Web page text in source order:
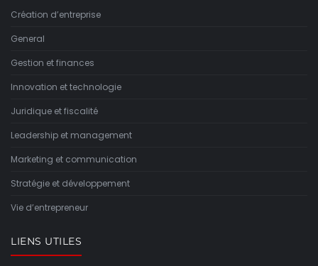
Création d’entreprise
General
Gestion et finances
Innovation et technologie
Juridique et fiscalité
Leadership et management
Marketing et communication
Stratégie et développement
Vie d’entrepreneur
LIENS UTILES